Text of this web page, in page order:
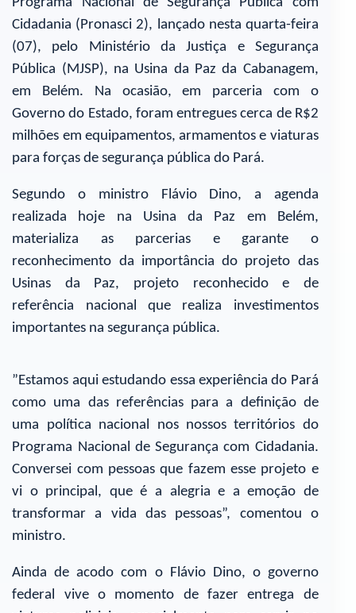
Cidadania (Pronasci 2), lançado nesta quarta-feira
(07), pelo Ministério da Justiça e Segurança
Pública (MJSP), na Usina da Paz da Cabanagem,
em Belém. Na ocasião, em parceria com o
Governo do Estado, foram entregues cerca de R$2
milhões em equipamentos, armamentos e viaturas
para forças de segurança pública do Pará.
Segundo o ministro Flávio Dino, a agenda
realizada hoje na Usina da Paz em Belém,
materializa as parcerias e garante o
reconhecimento da importância do projeto das
Usinas da Paz, projeto reconhecido e de
referência nacional que realiza investimentos
importantes na segurança pública.
”Estamos aqui estudando essa experiência do Pará
como uma das referências para a definição de
uma política nacional nos nossos territórios do
Programa Nacional de Segurança com Cidadania.
Conversei com pessoas que fazem esse projeto e
vi o principal, que é a alegria e a emoção de
transformar a vida das pessoas”, comentou o
ministro.
Ainda de acodo com o Flávio Dino, o governo
federal vive o momento de fazer entrega de